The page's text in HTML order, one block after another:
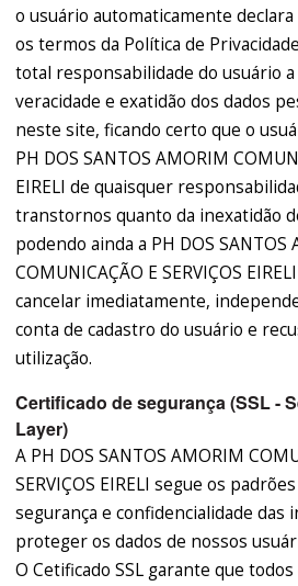
o usuário automaticamente
os termos da Política de
total responsabilidade do usuário
veracidade e exatidão dos dados
neste site, ficando certo que o
PH DOS SANTOS AMORIM
EIRELI de quaisquer
transtornos quanto da inexatidão
podendo ainda a PH DOS SANTOS
COMUNICAÇÃO E SERVIÇOS
cancelar imediatamente,
conta de cadastro do usuário e
utilização.
Certificado de segurança (SSL -
Layer)
A PH DOS SANTOS AMORIM
SERVIÇOS EIRELI segue os
segurança e confidencialidade das
proteger os dados de nossos
O Cetificado SSL garante que